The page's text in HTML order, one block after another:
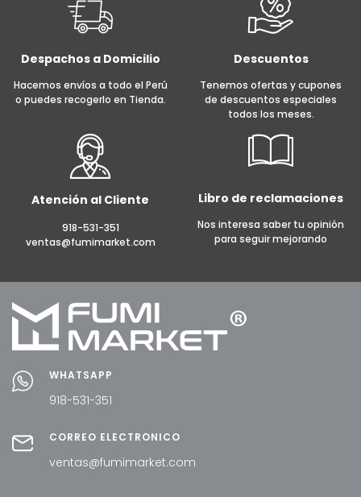
Despachos a Domicilio
Hacemos envíos a todo el Perú
o puedes recogerlo en Tienda.
Descuentos
Tenemos ofertas y cupones
de descuentos especiales
todos los meses.
Atención al Cliente
918-531-351
ventas@fumimarket.com
Libro de reclamaciones
Nos interesa saber tu opinión
para seguir mejorando
WHATSAPP
918-531-351
CORREO ELECTRÓNICO
ventas@fumimarket.com